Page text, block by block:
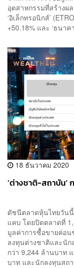
อุตสาหกรรมที่สร้างผ
‘อิเล็กทรอนิกส์’
+50.18% และ ‘ธนาค
18 ธันวาคม 2020
‘ต่างชาติ-สถาบัน
ดัชนีตลาดหุ้นไทยวันนี้
แคบ โดยปิดตลาดที่
มูลค่าการซื้อขายค่อ
ลงทุนต่างชาติและนั
กว่า 9,244 ล้านบาท
บาท และนักลงทุนสถ